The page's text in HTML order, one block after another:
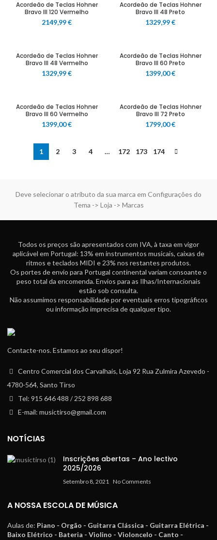
Acordeão de Teclas Hohner
Bravo III 120 Vermelho
2149,99€
Acordeão de Teclas Hohner
Bravo III 48 Preto
1329,99€
Acordeão de Teclas Hohner
Bravo III 48 Vermelho
1329,99€
Acordeão de Teclas Hohner
Bravo III 60 Preto
1399,00€
Acordeão de Teclas Hohner
Bravo III 60 Vermelho
1399,00€
Acordeão de Teclas Hohner
Bravo III 72 Preto
1799,00€
1 2 3 4 … 172 173 174
Deve selecionar o atributo da sua marca em Configurações do
Tema -> Loja -> Marcas
Todos os preços são apresentados com IVA, à taxa em vigor
aplicável em Portugal: 13% em instrumentos musicais, caixas de
ritmos e teclados MIDI e 23% nos restantes produtos.
Os portes de envio para Portugal continental variam consoante o
peso total da encomenda. Envios para as Ilhas/Internacionais
estão sob consulta.
Não assumimos responsabilidade por eventuais erros tipográficos
ou informação imprecisa de qualquer tipo.
Contacte-nos. Estamos ao seu dispor!
Centro Comercial dos Carvalhais, Loja 92 Rua Zulmira Azevedo -
4780-564, Santo Tirso
Tel: 915 646 488 / 252 898 688
E-mail: musictirso@gmail.com
NOTÍCIAS
Inscrições abertas – Ano lectivo
2025/2026
Setembro 8, 2021 No Comments
A NOSSA ESCOLA DE MÚSICA
Aulas de: Piano - Orgão - Guitarra Clássica - Guitarra Elétrica -
Baixo Elétrico - Bateria - Violino - Violoncelo - Canto -